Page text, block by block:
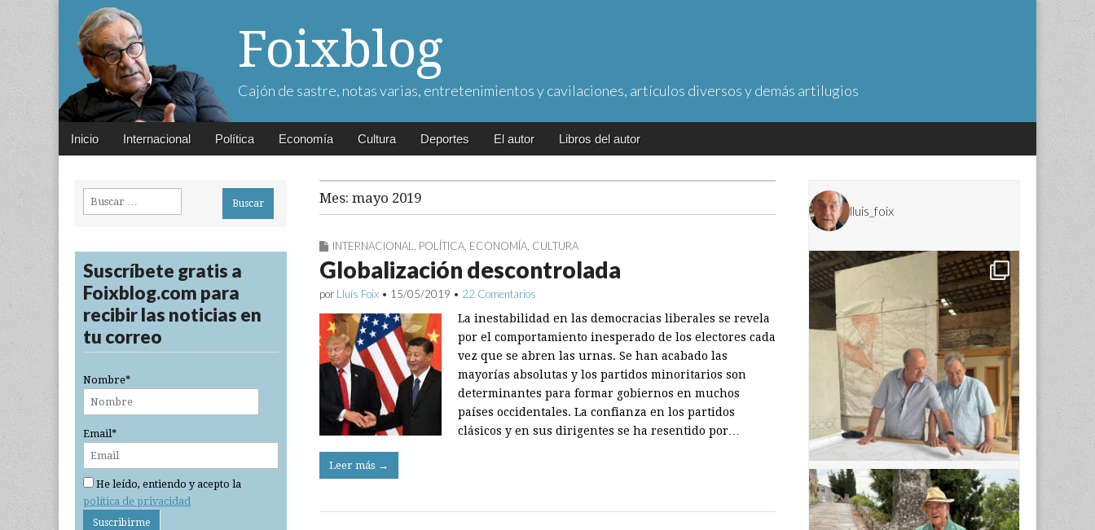
Foixblog
Cajón de sastre, notas varias, entretenimientos y cavilaciones, artículos diversos y demás artilugios
Main
Skip
Inicio Internacional Política Economía Cultura Deportes El autor Libros del autor
Mes: mayo 2019
INTERNACIONAL POLÍTICA ECONOMÍA CULTURA
Globalización descontrolada
por Lluís Foix • 15/05/2019 • 22 Comentarios
La inestabilidad en las democracias liberales se revela
por el com­­por­tamiento inesperado de los elec­tores cada
vez que se abren las ­urnas. Se han acabado las
mayorías absolutas y los partidos minoritarios son
determinantes ­para formar gobiernos en muchos
países occidentales. La confianza en los partidos
clásicos y en sus dirigentes se ha resentido por…
Leer más →
Buscar:
Suscríbete gratis a
Foixblog.com para
recibir las noticias en
tu correo
Nombre*
Email*
He leído, entiendo y acepto la
política de privacidad
lluis_foix